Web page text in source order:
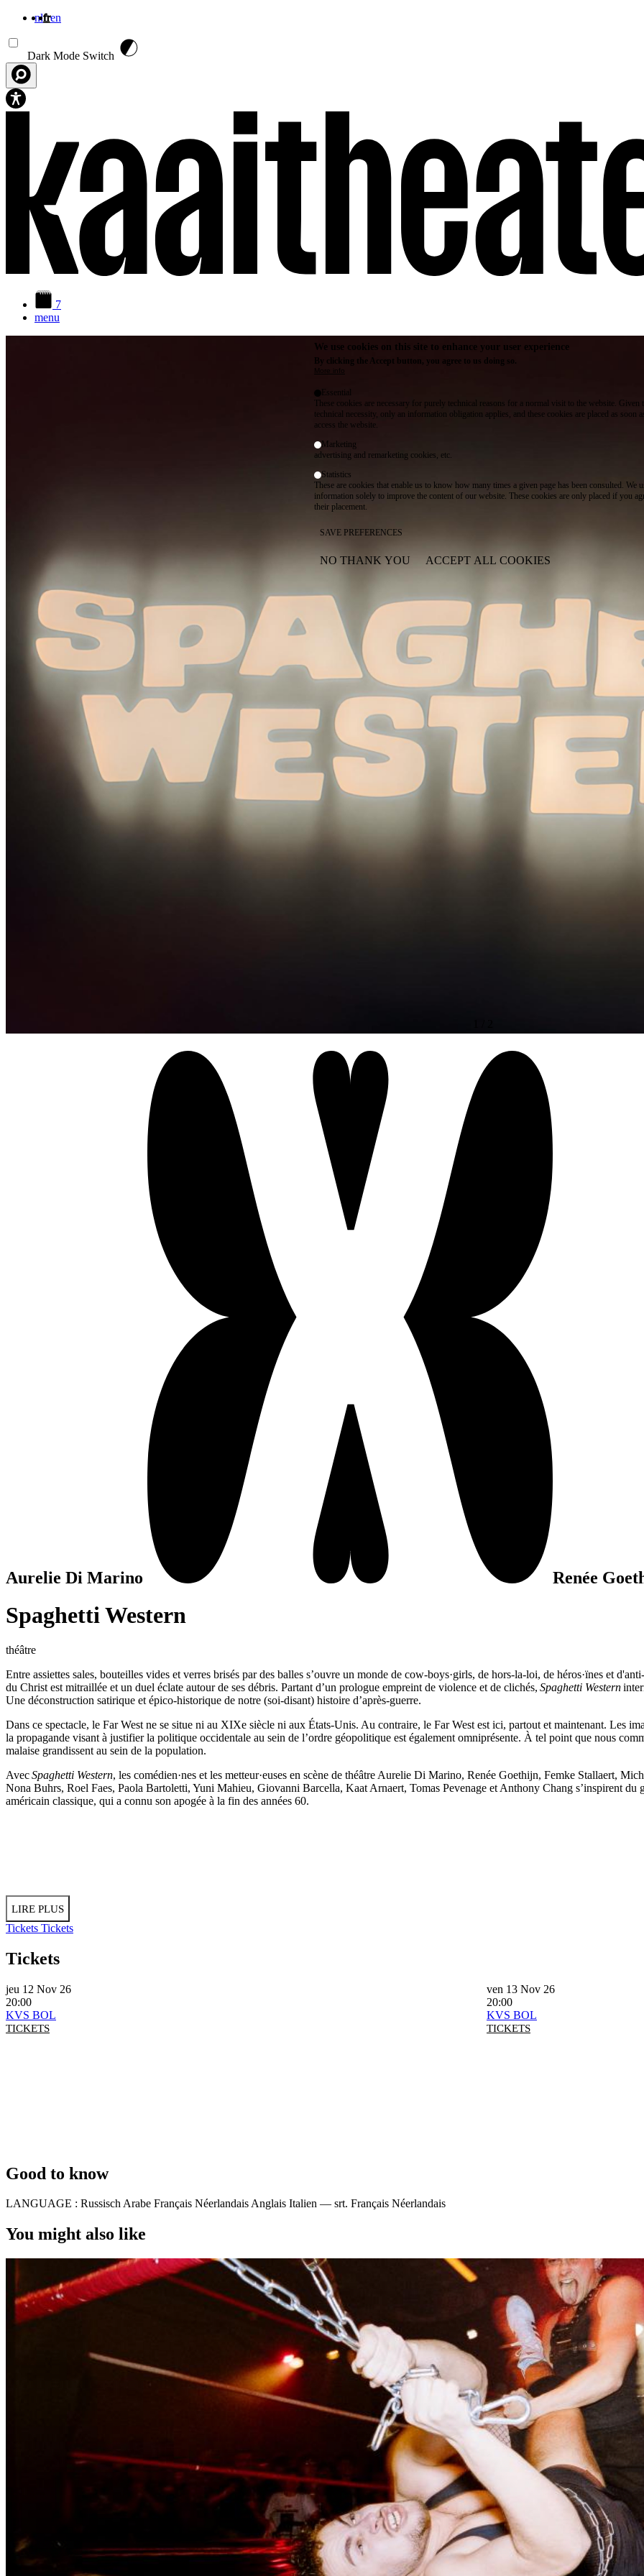
nlfren
Dark Mode Switch
7
menu
Aurelie Di Marino Renée
Spaghetti Western
théâtre
Entre assiettes sales, bouteilles vides et verres brisés par des balles s’ouvre un monde de cow-boys·girls, de hors-la-loi, de héros·ïnes et
du Christ est mitraillée et un duel éclate autour de ses débris. Partant d’un prologue empreint de violence et de clichés, Spaghetti Western
Une déconstruction satirique et épico-historique de notre (soi-disant) histoire d’après-guerre.
Dans ce spectacle, le Far West ne se situe ni au XIXe siècle ni aux États-Unis. Au contraire, le Far West est ici, partout et maintenant. Les
la propagande visant à justifier la politique occidentale au sein de l’ordre géopolitique est également omniprésente. À tel point que nous
malaise grandissent au sein de la population.
AvecSpaghetti Western, les comédien·nes et les metteur·euses en scène de théâtre Aurelie Di Marino, Renée Goethijn, Femke Stallaert,
Nona Buhrs, Roel Faes, Paola Bartoletti, Yuni Mahieu, Giovanni Barcella, Kaat Arnaert, Tomas Pevenage et Anthony Chang s’inspirent
américain classique, qui a connu son apogée à la fin des années 60.
LIRE PLUS
Tickets Tickets
Tickets
jeu 12 Nov 26
20:00
KVS BOL
TICKETS
ven 13 Nov 26
20:00
KVS BOL
TICKETS
Good to know
LANGUAGE : Russisch Arabe Français Néerlandais Anglais Italien — srt. Français Néerlandais
You might also like
We use cookies on this site to enhance your user experience
By clicking the Accept button, you agree to us doing so.
More info
Essential
These cookies are necessary for purely technical reasons for a normal visit to the website. Given
technical necessity, only an information obligation applies, and these cookies are placed as soon
access the website.
Marketing
advertising and remarketing cookies, etc.
Statistics
These are cookies that enable us to know how many times a given page has been consulted. We
information solely to improve the content of our website. These cookies are only placed if you
their placement.
SAVE PREFERENCES
NO THANK YOU ACCEPT ALL COOKIES
WITHDRAW CONSENT